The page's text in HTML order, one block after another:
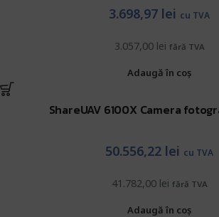
3.057,00 lei fără TVA
3.698,97 lei cu TVA
Adaugă în coș
ShareUAV 6100X Camera
41.782,00 lei fără TVA
50.556,22 lei cu TVA
Adaugă în coș